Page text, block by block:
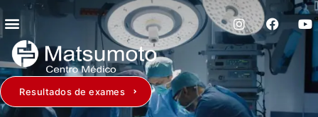
Resultados de exames